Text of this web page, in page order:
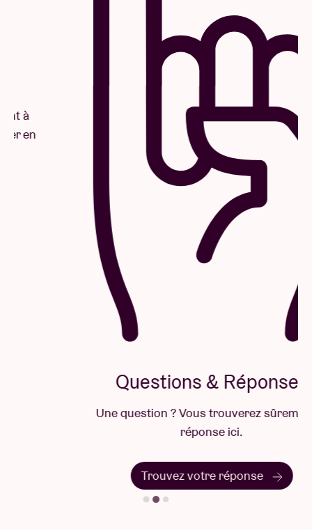
Questions & Réponses
Une question ? Vous trouverez sûrement la
réponse ici.
Trouvez votre réponse